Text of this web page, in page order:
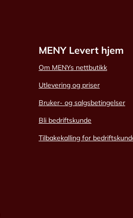
MENY Levert hjem
Om MENYs nettbutikk
Utlevering og priser
Bruker- og salgsbetingelser
Bli bedriftskunde
Tilbakekalling for